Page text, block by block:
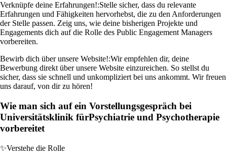
Verknüpfe deine Erfahrungen!:Stelle sicher, dass du relevante
Erfahrungen und Fähigkeiten hervorhebst, die zu den Anforderungen
der Stelle passen. Zeig uns, wie deine bisherigen Projekte und
Engagements dich auf die Rolle des Public Engagement Managers
vorbereiten.
Bewirb dich über unsere Website!:Wir empfehlen dir, deine
Bewerbung direkt über unsere Website einzureichen. So stellst du
sicher, dass sie schnell und unkompliziert bei uns ankommt. Wir freuen
uns darauf, von dir zu hören!
Wie man sich auf ein Vorstellungsgespräch bei
Universitätsklinik fürPsychiatrie und Psychotherapie
vorbereitet
✨Verstehe die Rolle